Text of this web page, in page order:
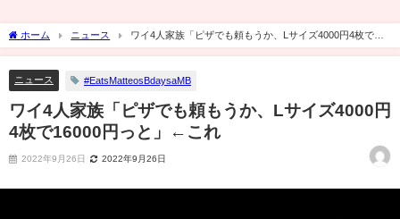
ホーム ニュース
ワイ4人家族「ピザでも頼もうか、Lサイズ4000円4枚で
16000円っと」←これ
ニュース #EatsMatteosBdaysaMB
ワイ4人家族「ピザでも頼もうか、Lサイズ4000円
4枚で16000円っと」←これ
2022年9月26日 2022年9月26日